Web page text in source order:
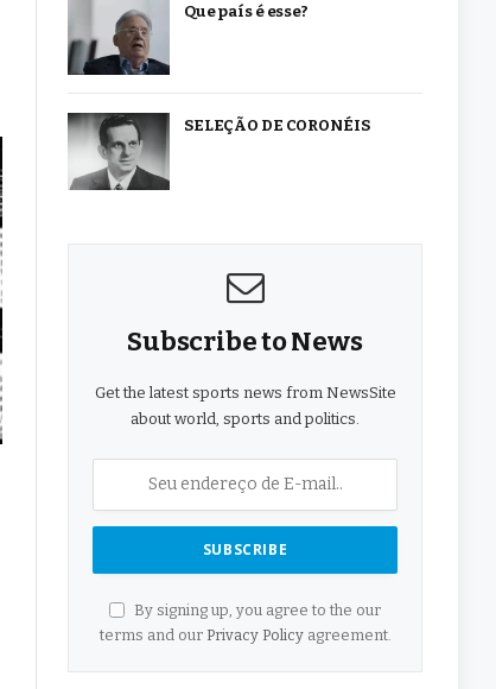
Que país é esse?
SELEÇÃO DE CORONÉIS
Subscribe to News
Get the latest sports news from NewsSite
about world, sports and politics.
By signing up, you agree to the our
terms and our Privacy Policyagreement.